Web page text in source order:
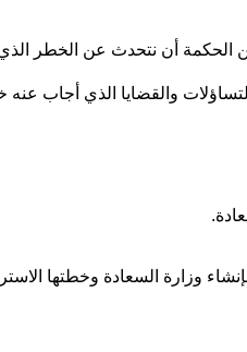
أن نتحدث عن الخطر الذي
والقضايا الذي أجاب
السعادة وخطتها